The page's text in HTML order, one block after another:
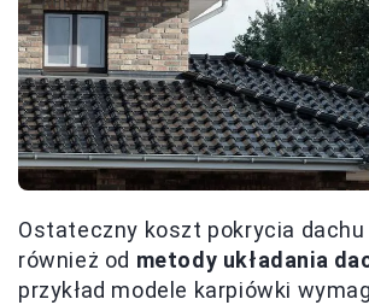
Ostateczny koszt pokrycia dachu
również od metody układania
przykład modele karpiówki